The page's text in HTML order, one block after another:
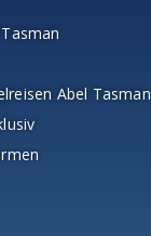
Abel Tasman